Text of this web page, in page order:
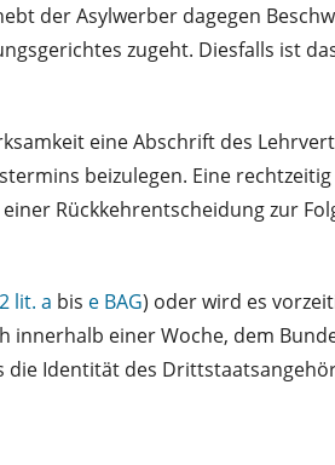
der Asylwerber dagegen
zugeht. Diesfalls ist
eine Abschrift des
beizulegen. Eine
Rückkehrentscheidung zur
lit. a bis e BAG) oder wird es
einer Woche, dem
Identität des